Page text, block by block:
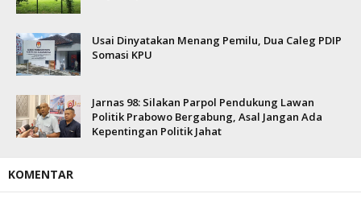
Usai Dinyatakan Menang Pemilu, Dua Caleg PDIP
Somasi KPU
Jarnas 98: Silakan Parpol Pendukung Lawan
Politik Prabowo Bergabung, Asal Jangan Ada
Kepentingan Politik Jahat
KOMENTAR